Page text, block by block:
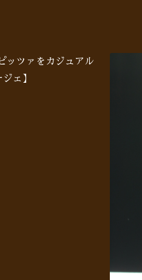
ッツァをカジュアル
ェ】